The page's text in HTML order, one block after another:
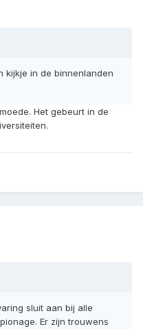
kijkje in de binnenlanden
Het gebeurt in de
sluit aan bij alle
Er zijn trouwens